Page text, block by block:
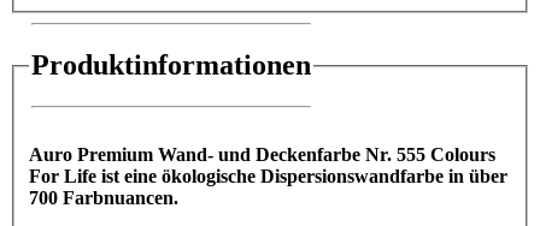
Produktinformationen
Auro Premium Wand- und Deckenfarbe Nr. 555 Colours
For Life ist eine ökologische Dispersionswandfarbe in über
700 Farbnuancen.